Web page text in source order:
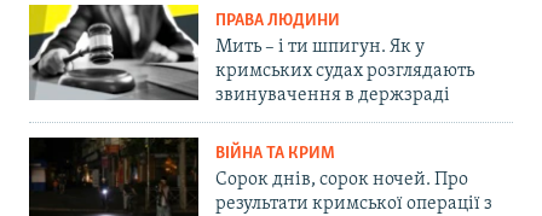
ПРАВА ЛЮДИНИ
Мить – і ти шпигун. Як у
кримських судах розглядають
звинувачення в держзраді
ВІЙНА ТА КРИМ
Сорок днів, сорок ночей. Про
результати кримської операції з